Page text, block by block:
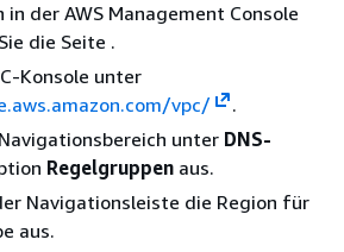
in der AWS Management Console
die Seite .
Konsole unter
vpc/
.
unter DNS-
Regelgruppen aus.
Navigationsleiste die Region für
aus.